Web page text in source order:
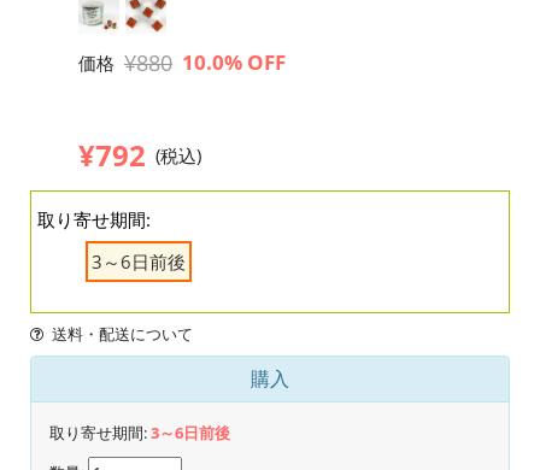
価格 ¥880 10.0% OFF
¥792 (税込)
取り寄せ期間:
3～6日前後
送料・配送について
購入
取り寄せ期間:3～6日前後